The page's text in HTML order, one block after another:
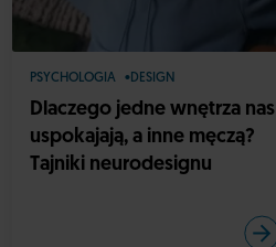
PSYCHOLOGIA DESIGN
Dlaczego jedne wnętrza nas
uspokajają, a inne męczą?
Tajniki neurodesignu